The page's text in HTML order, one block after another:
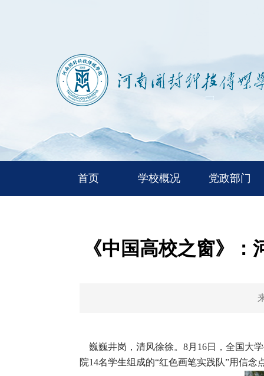
首页 学校概况 党政部门
《中国高校之窗》
巍巍井岗，清风徐徐。8月16日，全国大
院14名学生组成的“红色画笔实践队”用信